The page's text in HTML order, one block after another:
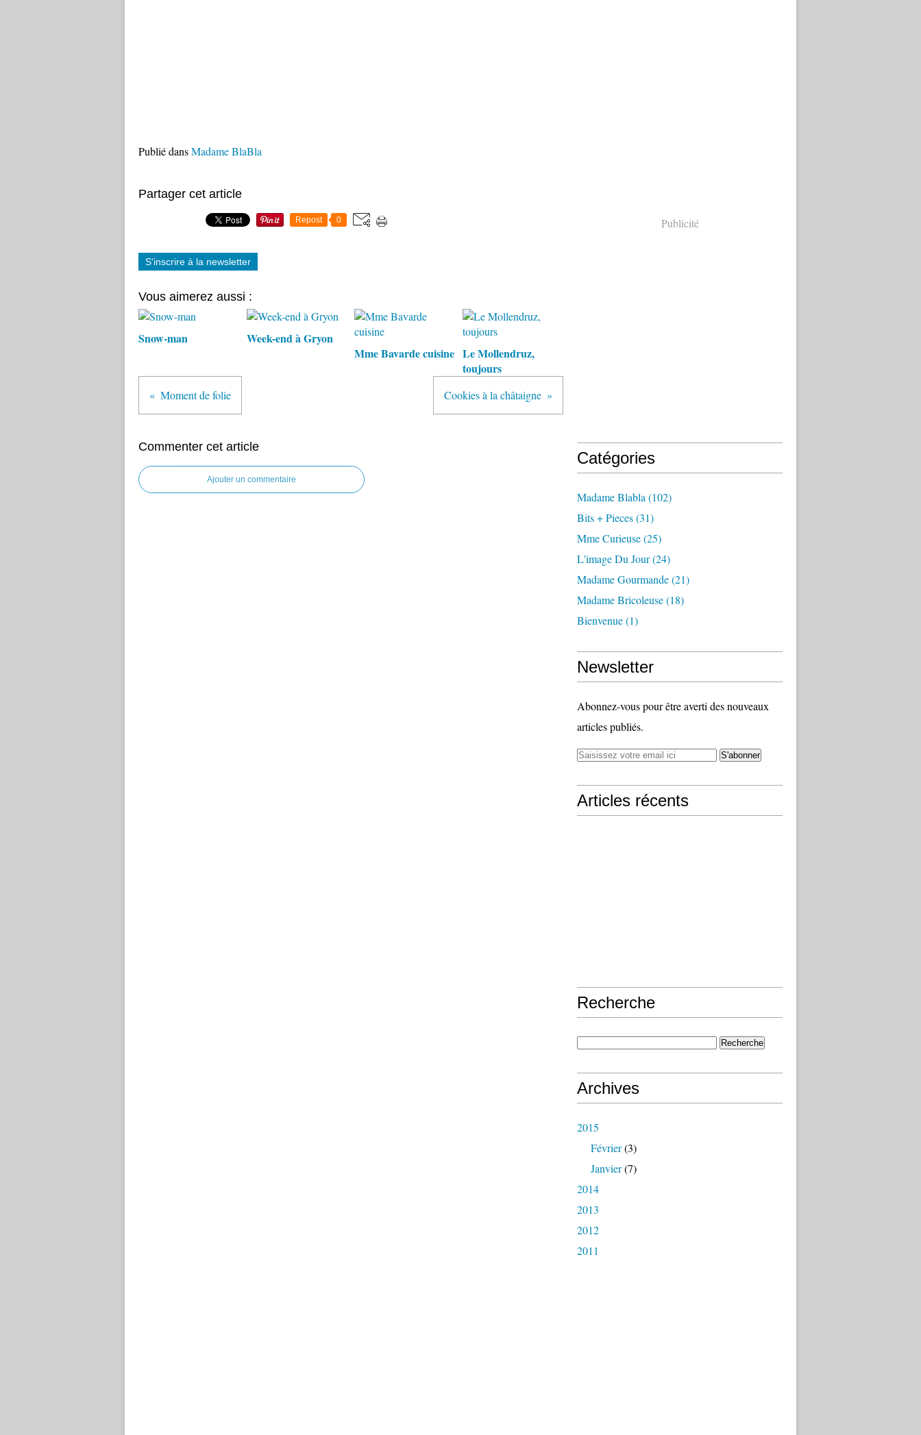
Publié dansMadame BlaBla
Partager cet article
Repost 0
S'inscrire à la newsletter
Vous aimerez aussi :
Snow-man
Week-end à Gryon
Mme Bavarde cuisine Le Mollendruz,
toujours
Moment de folie Cookies à la châtaigne
Commenter cet article
Ajouter un commentaire
Publicité
Catégories
Madame Blabla (102)
Bits + Pieces(31)
Mme Curieuse(25)
L'image Du Jour(24)
Madame Gourmande(21)
Madame Bricoleuse(18)
Bienvenue(1)
Newsletter
Abonnez-vous pour être averti des nouveaux
articles publiés.
Articles récents
Recherche
Archives
2015
Février(3)
Janvier(7)
2014
2013
2012
2011